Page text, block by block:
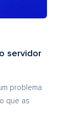
servidor
problema
que as